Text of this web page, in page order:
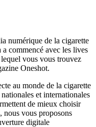
numérique de la cigarette
commencé avec les lives
vous vous trouvez
Oneshot.
au monde de la cigarette
et internationales
de mieux choisir
nous vous proposons
digitale